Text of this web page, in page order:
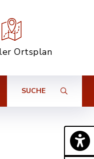
Ortsplan
SUCHE